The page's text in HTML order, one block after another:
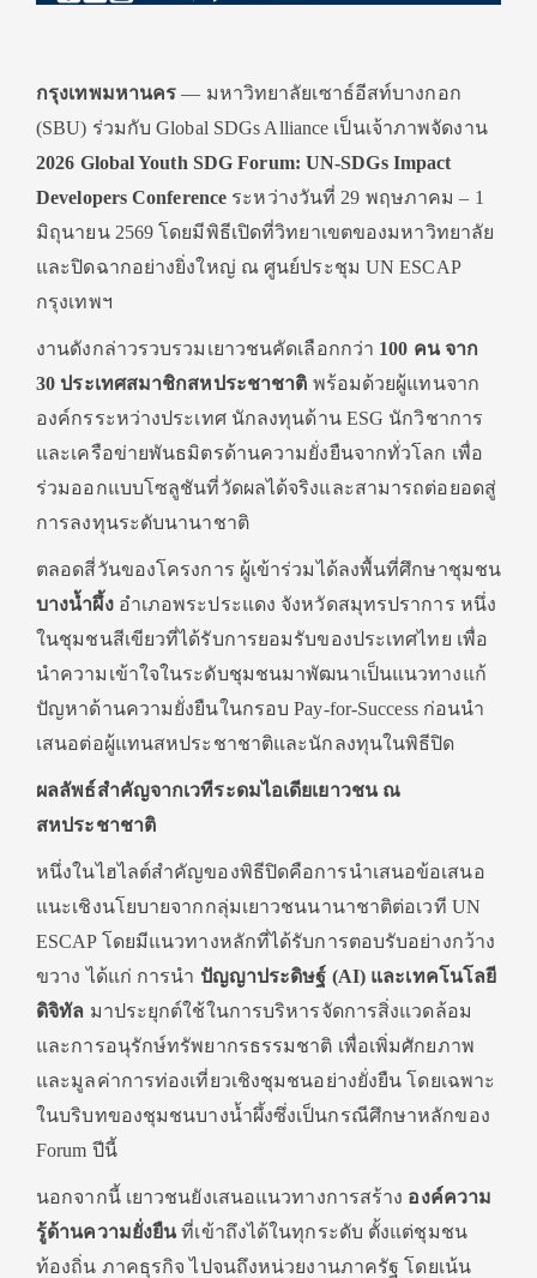
กรุงเทพมหานคร — มหาวิทยาลัยเซาธ์อีสท์บางกอก
(SBU) ร่วมกับ Global SDGs Alliance เป็นเจ้าภาพจัดงาน
2026 Global Youth SDG Forum: UN-SDGs Impact
Developers Conference ระหว่างวันที่ 29 พฤษภาคม – 1
มิถุนายน 2569 โดยมีพิธีเปิดที่วิทยาเขตของมหาวิทยาลัย
และปิดฉากอย่างยิ่งใหญ่ ณ ศูนย์ประชุม UN ESCAP
กรุงเทพฯ
งานดังกล่าวรวบรวมเยาวชนคัดเลือกกว่า 100 คน จาก
30 ประเทศสมาชิกสหประชาชาติ พร้อมด้วยผู้แทนจาก
องค์กรระหว่างประเทศ นักลงทุนด้าน ESG นักวิชาการ
และเครือข่ายพันธมิตรด้านความยั่งยืนจากทั่วโลก เพื่อ
ร่วมออกแบบโซลูชันที่วัดผลได้จริงและสามารถต่อยอดสู่
การลงทุนระดับนานาชาติ
ตลอดสี่วันของโครงการ ผู้เข้าร่วมได้ลงพื้นที่ศึกษาชุมชน
บางน้ำผึ้งอำเภอพระประแดง จังหวัดสมุทรปราการ หนึ่ง
ในชุมชนสีเขียวที่ได้รับการยอมรับของประเทศไทย เพื่อ
นำความเข้าใจในระดับชุมชนมาพัฒนาเป็นแนวทางแก้
ปัญหาด้านความยั่งยืนในกรอบ Pay-for-Success ก่อนนำ
เสนอต่อผู้แทนสหประชาชาติและนักลงทุนในพิธีปิด
ผลลัพธ์สำคัญจากเวทีระดมไอเดียเยาวชน ณ
สหประชาชาติ
หนึ่งในไฮไลต์สำคัญของพิธีปิดคือการนำเสนอข้อเสนอ
แนะเชิงนโยบายจากกลุ่มเยาวชนนานาชาติต่อเวที UN
ESCAP โดยมีแนวทางหลักที่ได้รับการตอบรับอย่างกว้าง
ขวาง ได้แก่ การนำ ปัญญาประดิษฐ์ (AI) และเทคโนโลยี
ดิจิทัล มาประยุกต์ใช้ในการบริหารจัดการสิ่งแวดล้อม
และการอนุรักษ์ทรัพยากรธรรมชาติ เพื่อเพิ่มศักยภาพ
และมูลค่าการท่องเที่ยวเชิงชุมชนอย่างยั่งยืน โดยเฉพาะ
ในบริบทของชุมชนบางน้ำผึ้งซึ่งเป็นกรณีศึกษาหลักของ
Forum ปีนี้
นอกจากนี้ เยาวชนยังเสนอแนวทางการสร้าง องค์ความ
รู้ด้านความยั่งยืนที่เข้าถึงได้ในทุกระดับ ตั้งแต่ชุมชน
ท้องถิ่น ภาคธุรกิจ ไปจนถึงหน่วยงานภาครัฐ โดยเน้น